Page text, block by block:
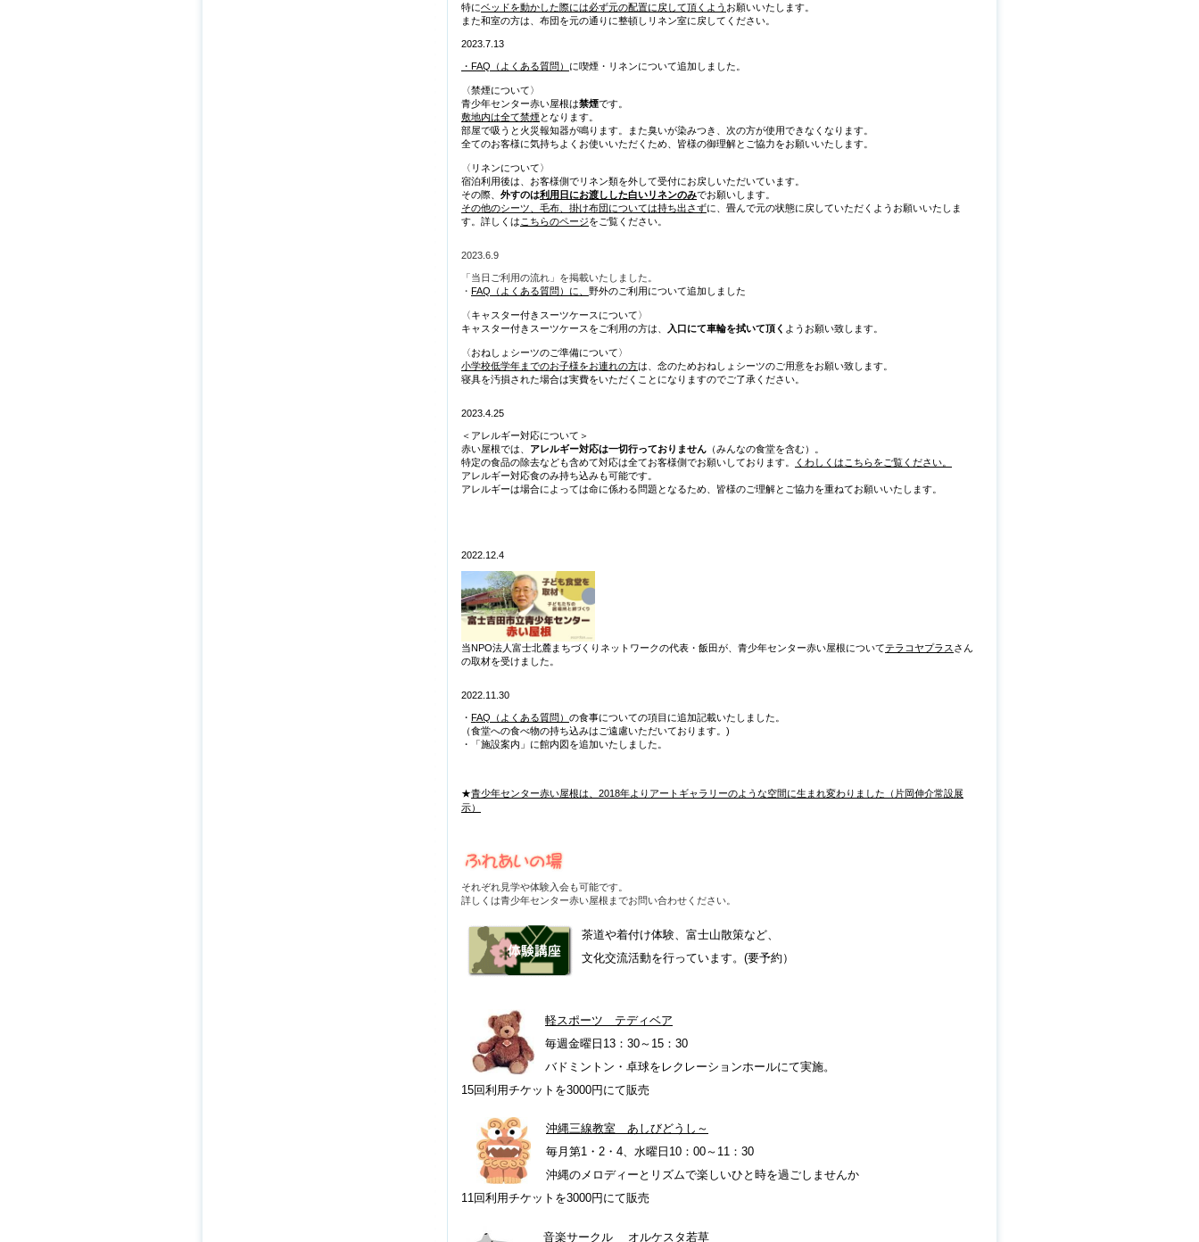
特にベッドを動かした際には必ず元の配置に戻して頂くよう お願いいたします。
また和室の方は、布団を元の通りに整頓しリネン室に戻してください。
2023.7.13
・FAQ（よくある質問） に喫煙・リネンについて追加しました。
〈禁煙について〉
青少年センター赤い屋根は禁煙です。
敷地内は全て禁煙となります。
部屋で吸うと火災報知器が鳴ります。また臭いが染みつき、次の方が使用できなくなります。
全てのお客様に気持ちよくお使いいただくため、皆様の御理解とご協力をお願いいたします。
〈リネンについて〉
宿泊利用後は、お客様側でリネン類を外して受付にお戻しいただいています。
その際、 外すのは利用日にお渡しした白いリネンのみでお願いします。
その他のシーツ、毛布、掛け布団については持ち出さずに、畳んで元の状態に戻していただくようお願いいたしま
す。詳しくは こちらのページをご覧ください。
2023.6.9
「当日ご利用の流れ」を掲載いたしました。
・ FAQ（よくある質問）に、 野外のご利用について追加しました
〈キャスター付きスーツケースについて〉
キャスター付きスーツケースをご利用の方は、
入口にて車輪を拭いて頂く ようお願い致します。
〈おねしょシーツのご準備について〉
小学校低学年までのお子様をお連れの方は、念のためおねしょシーツのご用意をお願い致します。
寝具を汚損された場合は実費をいただくことになりますのでご了承ください。
2023.4.25
＜アレルギー対応について＞
赤い屋根では、 アレルギー対応は一切行っておりません （みんなの食堂を含む）。
特定の食品の除去なども含めて対応は全てお客様側でお願いしております。
くわしくはこちらをご覧ください。
アレルギー対応食のみ持ち込みも可能です。
アレルギーは場合によっては命に係わる問題となるため、皆様のご理解とご協力を重ねてお願いいたします。
2022.12.4
当NPO法人富士北麓まちづくりネットワークの代表・飯田が、青少年センター赤い屋根についてテラコヤプラス さん
の取材を受けました。
2022.11.30
・ FAQ（よくある質問） の食事についての項目に追加記載いたしました。
（食堂への食べ物の持ち込みはご遠慮いただいております。)
・「施設案内」に館内図を追加いたしました。
★青少年センター赤い屋根は、2018年よりアートギャラリーのような空間に生まれ変わりました（片岡伸介常設展
示）
それぞれ見学や体験入会も可能です。
詳しくは青少年センター赤い屋根までお問い合わせください。
茶道や着付け体験、富士山散策など、
文化交流活動を行っています。(要予約）
軽スポーツ テディベア
毎週金曜日13：30～15：30
バドミントン・卓球をレクレーションホールにて実施。
15回利用チケットを3000円にて販売
沖縄三線教室 あしびどうし～
毎月第1・2・4、水曜日10：00～11：30
沖縄のメロディーとリズムで楽しいひと時を過ごしませんか
11回利用チケットを3000円にて販売
音楽サークル オルケスタ若草